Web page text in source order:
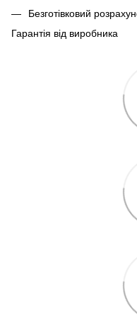
Безготівковий
Гарантія від виробника